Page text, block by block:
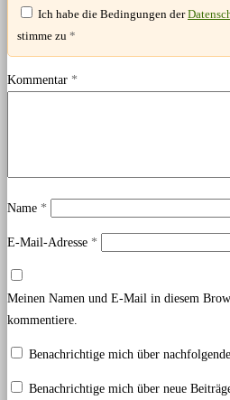
Ich habe die Bedingungen der
stimme zu *
Kommentar *
Name *
E-Mail-Adresse *
Meinen Namen und E-Mail in diesem
kommentiere.
Benachrichtige mich über
Benachrichtige mich über neue